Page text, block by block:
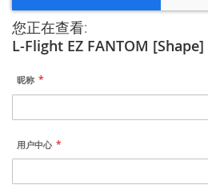
您正在查看:
L-Flight EZ FANTOM [Shape]
昵称
用户中心